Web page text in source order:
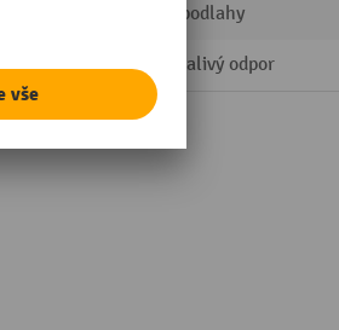
tvrdé podlahy
malý valivý odpor